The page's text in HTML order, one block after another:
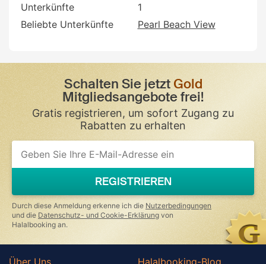
Unterkünfte
1
Beliebte Unterkünfte
Pearl Beach View
Schalten Sie jetzt Gold
Mitgliedsangebote frei!
Gratis registrieren, um sofort Zugang zu
Rabatten zu erhalten
If
you
ignore
this
field
REGISTRIEREN
Durch diese Anmeldung erkenne ich die Nutzerbedingungen
und die Datenschutz- und Cookie-Erklärung von
Halalbooking an.
Über Uns
Halalbooking-Blog